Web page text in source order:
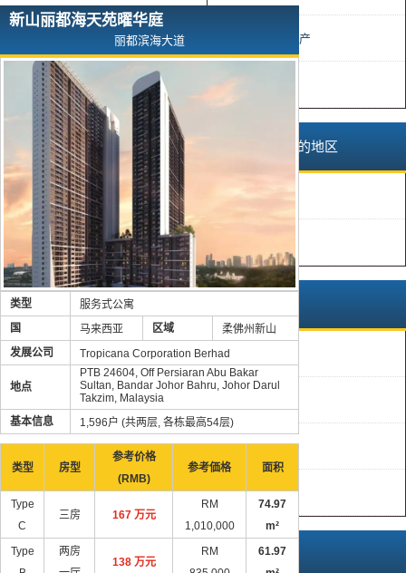
未使用完成房产
马来西亚以外的地区
巴厘岛
兰卡威
吉隆坡
售价
新山丽都海天苑曜华庭
丽都滨海大道
类型
服务式公寓
国
马来西亚 区域
柔佛州新山
发展公司
Tropicana Corporation Berhad
地点
PTB 24604, Off Persiaran Abu Bakar
Sultan, Bandar Johor Bahru, Johor Darul
Takzim, Malaysia
基本信息
1,596户 (共两层, 各栋最高54层)
类型 房型
参考价格
(RMB)
参考価格 面积
Type
C
三房 167 万元
RM
1,010,000
74.97
m²
Type
两房
138 万元
RM
61.97